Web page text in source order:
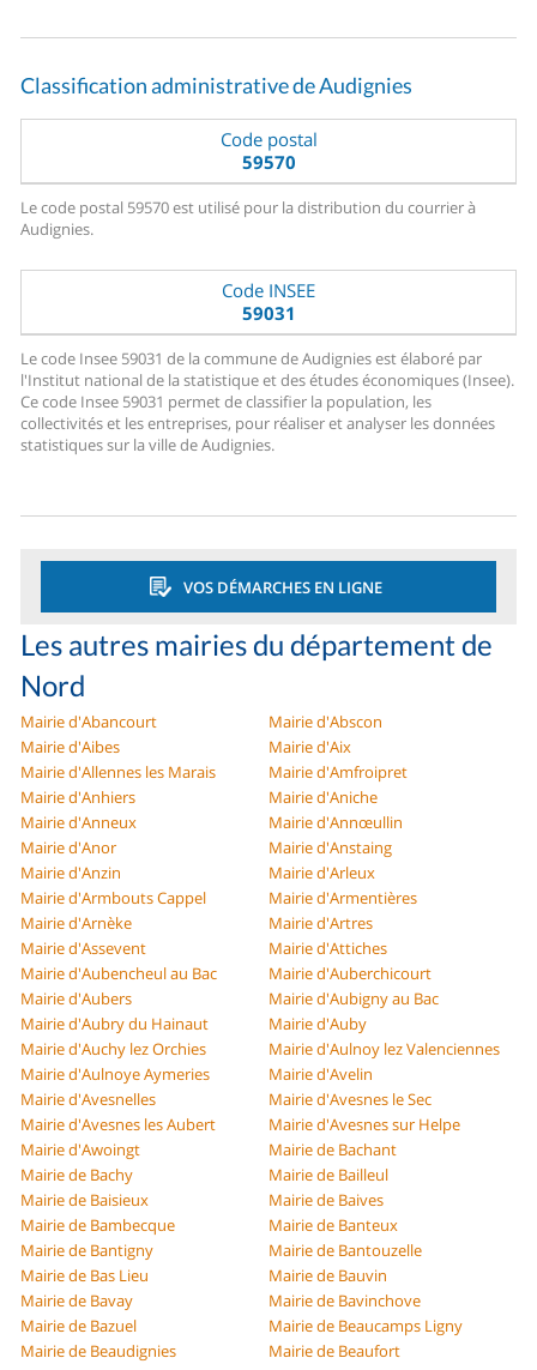
Classification administrative de Audignies
Code postal
59570
Le code postal 59570 est utilisé pour la distribution du courrier à
Audignies.
Code INSEE
59031
Le code Insee 59031 de la commune de Audignies est élaboré par
l'Institut national de la statistique et des études économiques (Insee).
Ce code Insee 59031 permet de classifier la population, les
collectivités et les entreprises, pour réaliser et analyser les données
statistiques sur la ville de Audignies.
VOS DÉMARCHES EN LIGNE
Les autres mairies du département de
Nord
Mairie d'Abancourt
Mairie d'Abscon
Mairie d'Aibes
Mairie d'Aix
Mairie d'Allennes les Marais
Mairie d'Amfroipret
Mairie d'Anhiers
Mairie d'Aniche
Mairie d'Anneux
Mairie d'Annœullin
Mairie d'Anor
Mairie d'Anstaing
Mairie d'Anzin
Mairie d'Arleux
Mairie d'Armbouts Cappel
Mairie d'Armentières
Mairie d'Arnèke
Mairie d'Artres
Mairie d'Assevent
Mairie d'Attiches
Mairie d'Aubencheul au Bac
Mairie d'Auberchicourt
Mairie d'Aubers
Mairie d'Aubigny au Bac
Mairie d'Aubry du Hainaut
Mairie d'Auby
Mairie d'Auchy lez Orchies
Mairie d'Aulnoy lez Valenciennes
Mairie d'Aulnoye Aymeries
Mairie d'Avelin
Mairie d'Avesnelles
Mairie d'Avesnes le Sec
Mairie d'Avesnes les Aubert
Mairie d'Avesnes sur Helpe
Mairie d'Awoingt
Mairie de Bachant
Mairie de Bachy
Mairie de Bailleul
Mairie de Baisieux
Mairie de Baives
Mairie de Bambecque
Mairie de Banteux
Mairie de Bantigny
Mairie de Bantouzelle
Mairie de Bas Lieu
Mairie de Bauvin
Mairie de Bavay
Mairie de Bavinchove
Mairie de Bazuel
Mairie de Beaucamps Ligny
Mairie de Beaudignies
Mairie de Beaufort